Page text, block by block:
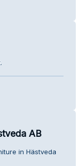
AB
in Hästveda